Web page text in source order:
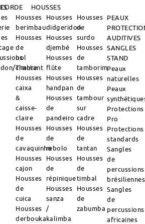
CORDE
HOUSSES
Timbre
Housses
berimbau
Housses
de
bol
chantant
Housses
caixa
&
caisse-
claire
Housses
de
cavaquinho
Housses
cajon
Housses
de
cuica
Housses
derbouka
Housses
didgeridoo
Housses
djembé
Housses
flûte
Housses
handpan
Housses
de
pandeiro
Housses
de
rebolo
Housses
de
répinique
Housses
sanza
/
kalimba
Housses
de
surdo
Housses
de
tamborim
Housses
de
tambour
sur
cadre
Housses
de
tantan
Housses
de
timbal
Housses
de
zabumba
PEAUX
AUDITIVES
SANGLES
STAND
Peaux
naturelles
Peaux
Protections
Pro
Protections
standards
Sangles
de
percussions
brésiliennes
Sangles
de
percussions
africaines